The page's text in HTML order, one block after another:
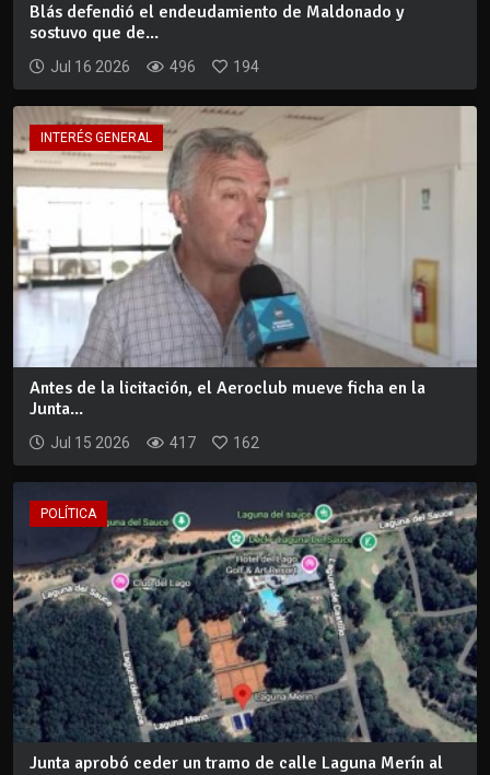
Blás defendió el endeudamiento de Maldonado y
sostuvo que de...
Jul 16 2026 496 194
INTERÉS GENERAL
Antes de la licitación, el Aeroclub mueve ficha en la
Junta...
Jul 15 2026 417 162
POLÍTICA
Junta aprobó ceder un tramo de calle Laguna Merín al